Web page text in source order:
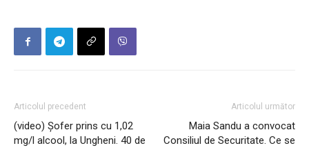
Articolul precedent
(video) Șofer prins cu 1,02
mg/l alcool, la Ungheni. 40 de
Articolul următor
Maia Sandu a convocat
Consiliul de Securitate. Ce se